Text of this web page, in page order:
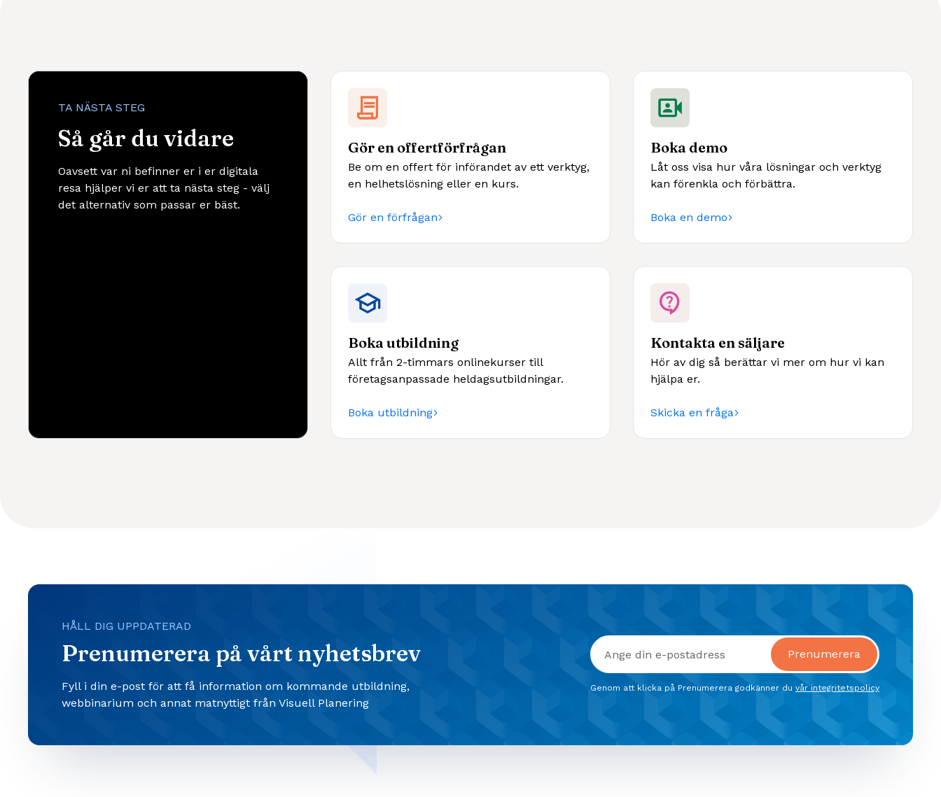
TA NÄSTA STEG
Så går du vidare
Oavsett var ni befinner er i er digitala
resa hjälper vi er att ta nästa steg - välj
det alternativ som passar er bäst.
Gör en offertförfrågan
Be om en offert för införandet av ett verktyg,
en helhetslösning eller en kurs.
Gör en förfrågan
Boka demo
Låt oss visa hur våra lösningar och verktyg
kan förenkla och förbättra.
Boka en demo
Boka utbildning
Allt från 2-timmars onlinekurser till
företagsanpassade heldagsutbildningar.
Boka utbildning
Kontakta en säljare
Hör av dig så berättar vi mer om hur vi kan
hjälpa er.
Skicka en fråga
HÅLL DIG UPPDATERAD
Prenumerera på vårt nyhetsbrev
Fyll i din e-post för att få information om kommande utbildning,
webbinarium och annat matnyttigt från Visuell Planering
Genom att klicka på Prenumerera godkänner du vår integritetspolicy